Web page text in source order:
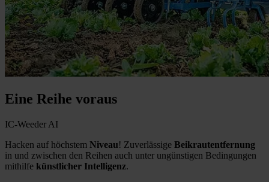
Eine Reihe voraus
IC-Weeder AI
Hacken auf höchstem Niveau! Zuverlässige Beikrautentfernung
in und zwischen den Reihen auch unter ungünstigen Bedingungen
mithilfe künstlicher Intelligenz.